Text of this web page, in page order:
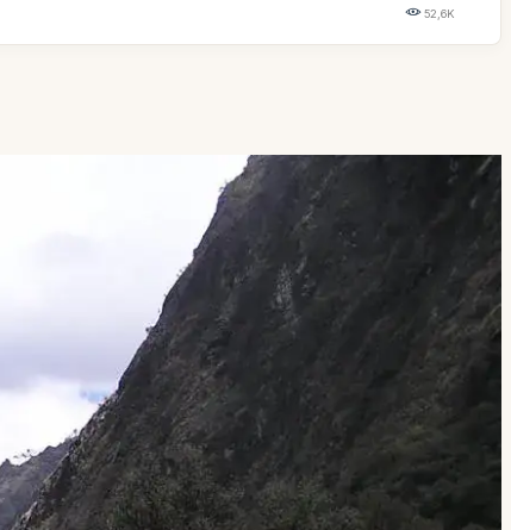
52,6K